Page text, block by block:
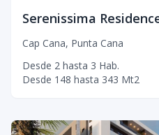
Cap Cana, Punta Cana
Desde 2 hasta 3 Hab.
Desde 148 hasta 343 Mt2